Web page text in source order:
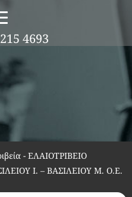
4693
- ΕΛΑΙΟΤΡΙΒΕΙΟ
Ι. – ΒΑΣΙΛΕΙΟΥ Μ. Ο.Ε.